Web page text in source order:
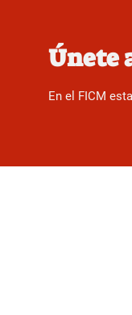
Únete
En el FICM